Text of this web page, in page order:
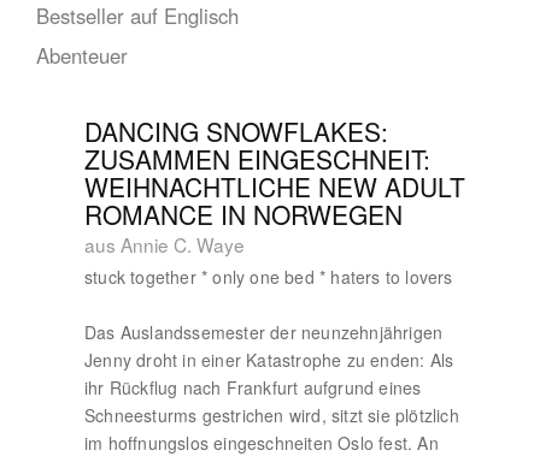
Bestseller auf Englisch
Abenteuer
DANCING SNOWFLAKES:
ZUSAMMEN EINGESCHNEIT:
WEIHNACHTLICHE NEW ADULT
ROMANCE IN NORWEGEN
aus Annie C. Waye
stuck together * only one bed * haters to lovers
Das Auslandssemester der neunzehnjährigen
Jenny droht in einer Katastrophe zu enden: Als
ihr Rückflug nach Frankfurt aufgrund eines
Schneesturms gestrichen wird, sitzt sie plötzlich
im hoffnungslos eingeschneiten Oslo fest. An